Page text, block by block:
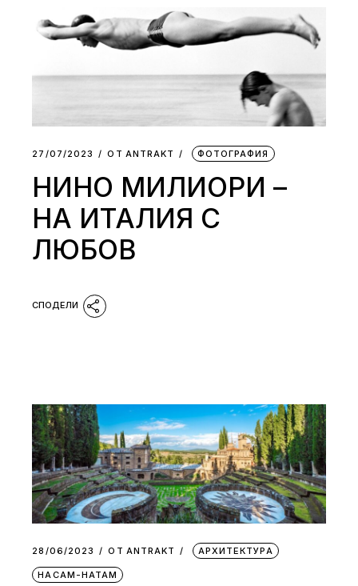
27/07/2023 ОТ АNTRAKT ФОТОГРАФИЯ
НИНО МИЛИОРИ –
НА ИТАЛИЯ С
ЛЮБОВ
28/06/2023 ОТ АNTRAKT АРХИТЕКТУРА
НАСАМ-НАТАМ